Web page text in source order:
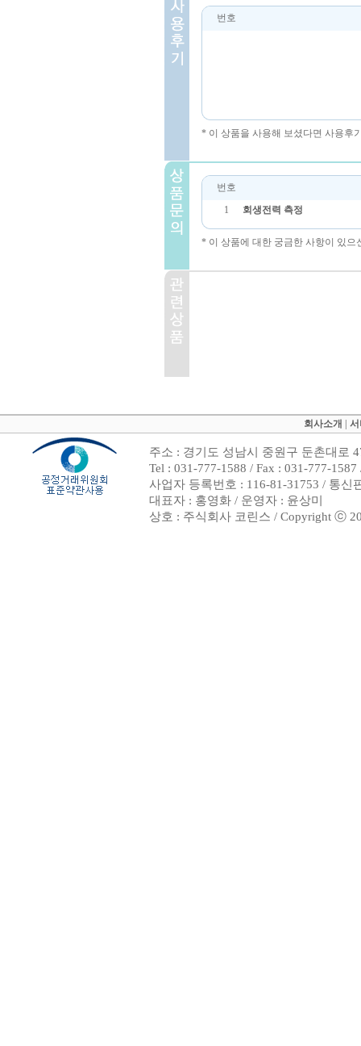
번호
* 이 상품을 사용해 보셨다면 사용후
번호
1
회생전력 측정
* 이 상품에 대한 궁금한 사항이 있
회사소개
주소 : 경기도 성남시 중원구 둔촌대로
Tel : 031-777-1588 / Fax : 031-777-
사업자 등록번호 : 116-81-31753 / 통신
대표자 : 홍영화 / 운영자 : 윤상미
상호 : 주식회사 코린스 / Copyright ⓒ